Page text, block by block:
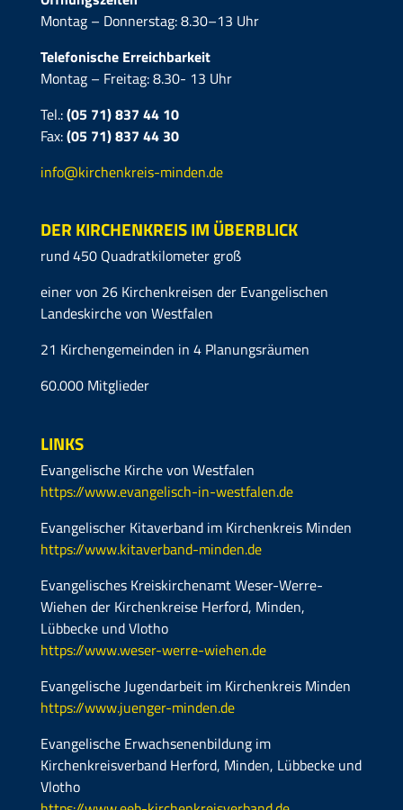
Montag – Donnerstag: 8.30–13 Uhr
Telefonische Erreichbarkeit
Montag – Freitag: 8.30- 13 Uhr
Tel.:(05 71) 837 44 10
Fax:(05 71)837 44 30
info@kirchenkreis-minden.de
DER KIRCHENKREIS IM ÜBERBLICK
rund 450 Quadratkilometer groß
einer von 26 Kirchenkreisen der Evangelischen
Landeskirche von Westfalen
21 Kirchengemeinden in 4 Planungsräumen
60.000 Mitglieder
LINKS
Evangelische Kirche von Westfalen
https://www.evangelisch-in-westfalen.de
Evangelischer Kitaverband im Kirchenkreis Minden
https://www.kitaverband-minden.de
Evangelisches Kreiskirchenamt Weser-Werre-
Wiehen der Kirchenkreise Herford, Minden,
Lübbecke und Vlotho
https://www.weser-werre-wiehen.de
Evangelische Jugendarbeit im Kirchenkreis Minden
https://www.juenger-minden.de
Evangelische Erwachsenenbildung im
Kirchenkreisverband Herford, Minden, Lübbecke und
Vlotho